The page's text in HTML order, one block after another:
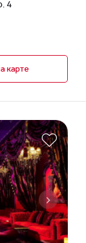
4
карте